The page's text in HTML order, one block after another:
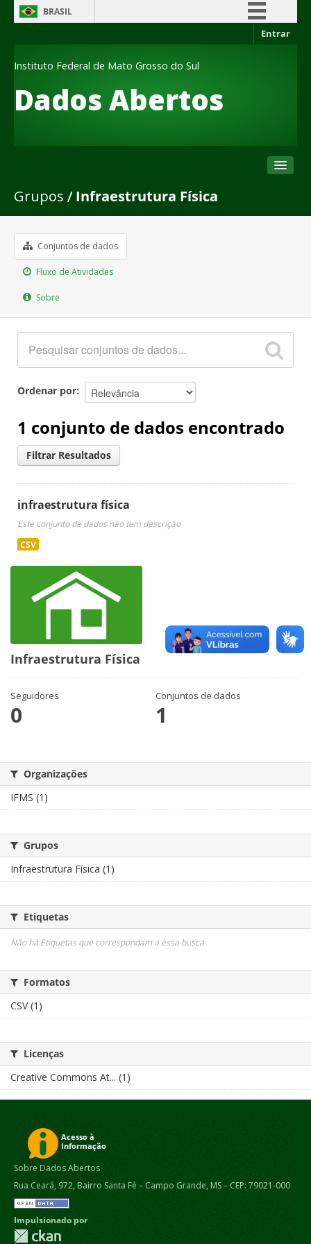
BRASIL
Acesso à informação
Canais
Entrar
Dados Abertos
Instituto Federal de Mato Grosso do Sul
Conjuntos de dados
Organizações
Grupos
Grupos Infraestrutura Física
Conjuntos de dados
Fluxo de Atividades
Sobre
Ordenar por
1 conjunto de dados encontrado
Filtrar Resultados
infraestrutura física
Este conjunto de dados não tem descrição
CSV
Infraestrutura Física
Seguidores
0
Conjuntos de dados
1
Organizações
IFMS (1)
Grupos
Infraestrutura Física (1)
Etiquetas
Não há Etiquetas que correspondam a essa busca
Formatos
CSV (1)
Licenças
Creative Commons At... (1)
Sobre Dados Abertos
Rua Ceará, 972, Bairro Santa Fé – Campo Grande, MS – CEP: 79021-000
Impulsionado por